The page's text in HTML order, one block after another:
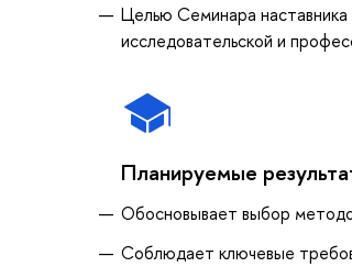
Целью Семинара
исследовательской и
Планируемые
Обосновывает выбор
Соблюдает ключевые